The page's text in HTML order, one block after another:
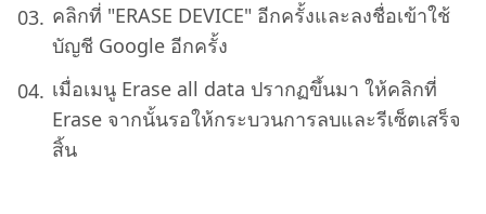
คลิกที่ "ERASE DEVICE" อีกครั้งและลงชื่อเข้าใช้
บัญชี Google อีกครั้ง
เมื่อเมนู Erase all data ปรากฏขึ้นมา ให้คลิกที่
Erase จากนั้นรอให้กระบวนการลบและรีเซ็ตเสร็จ
สิ้น